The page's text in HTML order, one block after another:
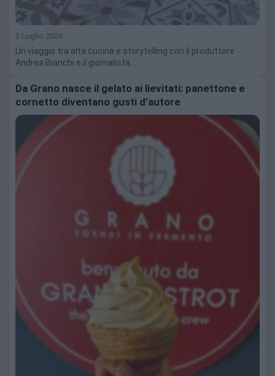
2 Luglio 2026
Un viaggio tra alta cucina e storytelling con il produttore
Andrea Bianchi e il giornalista…
Da Grano nasce il gelato ai lievitati: panettone e
cornetto diventano gusti d’autore